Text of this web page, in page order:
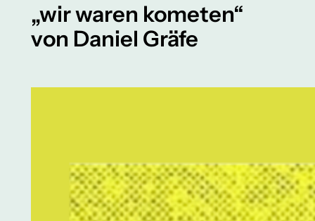
„wir waren kometen“
von Daniel Gräfe